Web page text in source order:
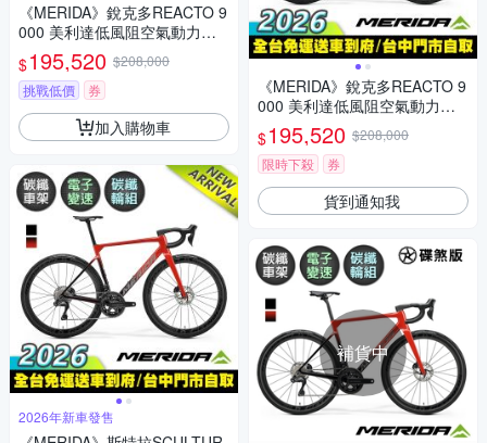
《MERIDA》銳克多REACTO 9
000 美利達低風阻空氣動力碳
纖跑車/公路車 無附踏板/SHIM
ANO電變/一體式把手/碳纖輪組
$195,520 $208,000
挑戰低價
券
加入購物車
2026年新車發售
《MERIDA》銳克多REACTO 9
000 美利達低風阻空氣動力碳
纖跑車/公路車 無附踏板/SHIM
ANO電變/一體式把手/碳纖輪組
$195,520 $208,000
限時下殺
券
貨到通知我
補貨中